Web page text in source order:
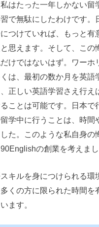
はたった一年しかない留
で無駄にしたわけです。
つけていれば、もっと有
思えます。そして、この
けではないはず。ワーホ
は、最初の数か月を英語
正しい英語学習さえ行え
ことは可能です。日本で
学中に行うことは、時間
た。このような私自身の
の創業を考えまし
キルを身につけられる環
くの方に限られた時間を
ます。